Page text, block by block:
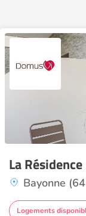
La
Bayonne
Logements